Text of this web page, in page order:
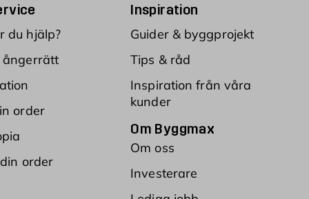
du hjälp?
ångerrätt
order
order
Inspiration
Guider & byggprojekt
Tips & råd
Inspiration från våra
kunder
Om Byggmax
Om oss
Investerare